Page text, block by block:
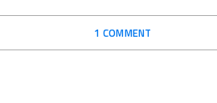
1 COMMENT